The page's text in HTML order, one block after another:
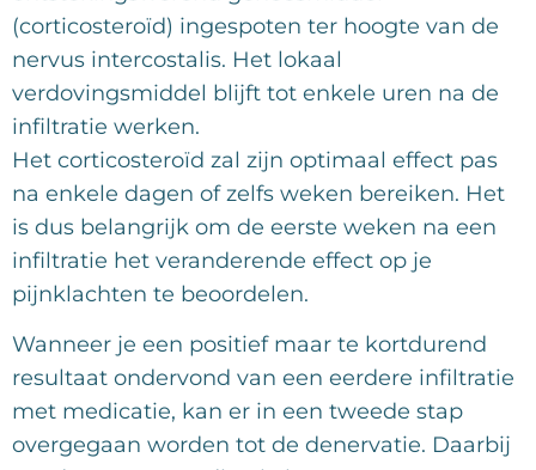
(corticosteroïd) ingespoten ter hoogte van de
nervus intercostalis. Het lokaal
verdovingsmiddel blijft tot enkele uren na de
infiltratie werken.
Het corticosteroïd zal zijn optimaal effect pas
na enkele dagen of zelfs weken bereiken. Het
is dus belangrijk om de eerste weken na een
infiltratie het veranderende effect op je
pijnklachten te beoordelen.
Wanneer je een positief maar te kortdurend
resultaat ondervond van een eerdere infiltratie
met medicatie, kan er in een tweede stap
overgegaan worden tot de denervatie. Daarbij